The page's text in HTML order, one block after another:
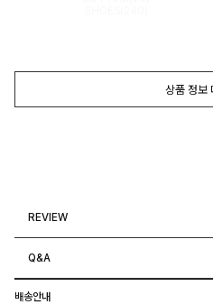
상품 정보
REVIEW
Q&A
배송안내